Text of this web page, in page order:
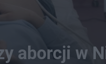
aborcji w